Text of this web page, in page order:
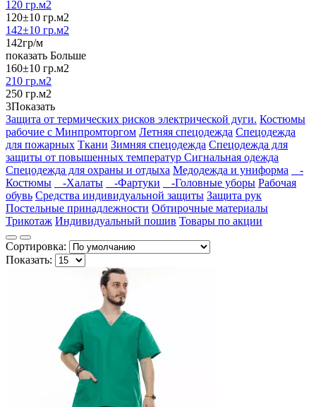
120 гр.м2
120±10 гр.м2
142±10 гр.м2
142гр/м
показать Больше
160±10 гр.м2
210 гр.м2
250 гр.м2
3Показать
Защита от термических рисков электрической дуги. Костюмы
рабочие с Минпромторгом Летняя спецодежда Спецодежда
для пожарных Ткани Зимняя спецодежда Спецодежда для
защиты от повышенных температур Сигнальная одежда
Спецодежда для охраны и отдыха Медодежда и униформа
-
Костюмы
-Халаты -Фартуки -Головные уборы Рабочая
обувь Средства индивидуальной защиты Защита рук
Постельные принадлежности Обтирочные материалы
Трикотаж Индивидуальный пошив Товары по акции
Сортировка:
Показать: